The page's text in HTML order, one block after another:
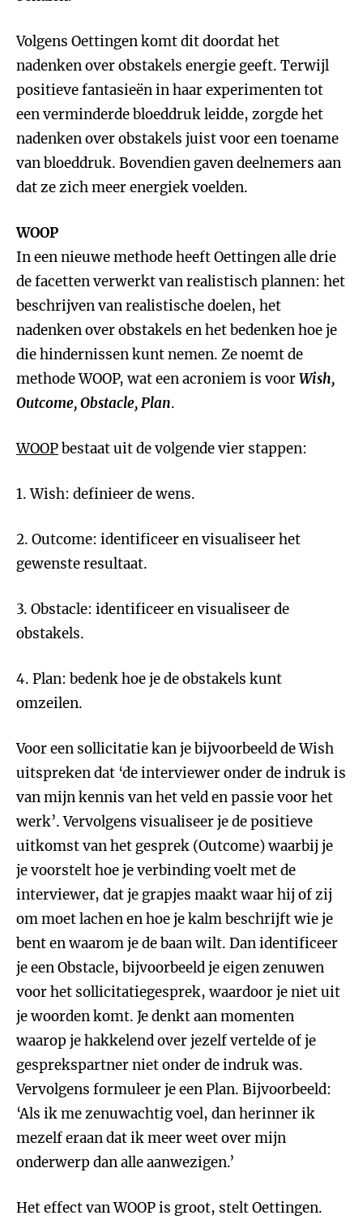
Volgens Oettingen komt dit doordat het
nadenken over obstakels energie geeft. Terwijl
positieve fantasieën in haar experimenten tot
een verminderde bloeddruk leidde, zorgde het
nadenken over obstakels juist voor een toename
van bloeddruk. Bovendien gaven deelnemers aan
dat ze zich meer energiek voelden.
WOOP
In een nieuwe methode heeft Oettingen alle drie
de facetten verwerkt van realistisch plannen: het
beschrijven van realistische doelen, het
nadenken over obstakels en het bedenken hoe je
die hindernissen kunt nemen. Ze noemt de
methode WOOP, wat een acroniem is voorWish,
Outcome, Obstacle, Plan.
WOOPbestaat uit de volgende vier stappen:
1. Wish: definieer de wens.
2. Outcome: identificeer en visualiseer het
gewenste resultaat.
3. Obstacle: identificeer en visualiseer de
obstakels.
4. Plan: bedenk hoe je de obstakels kunt
omzeilen.
Voor een sollicitatie kan je bijvoorbeeld de Wish
uitspreken dat ‘de interviewer onder de indruk is
van mijn kennis van het veld en passie voor het
werk’. Vervolgens visualiseer je de positieve
uitkomst van het gesprek (Outcome) waarbij je
je voorstelt hoe je verbinding voelt met de
interviewer, dat je grapjes maakt waar hij of zij
om moet lachen en hoe je kalm beschrijft wie je
bent en waarom je de baan wilt. Dan identificeer
je een Obstacle, bijvoorbeeld je eigen zenuwen
voor het sollicitatiegesprek, waardoor je niet uit
je woorden komt. Je denkt aan momenten
waarop je hakkelend over jezelf vertelde of je
gesprekspartner niet onder de indruk was.
Vervolgens formuleer je een Plan. Bijvoorbeeld:
‘Als ik me zenuwachtig voel, dan herinner ik
mezelf eraan dat ik meer weet over mijn
onderwerp dan alle aanwezigen.’
Het effect van WOOP is groot, stelt Oettingen.